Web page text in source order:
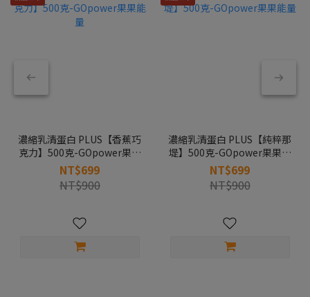
濃縮乳清蛋白 PLUS【香蕉巧
克力】500克-GOpower果果
能量
NT$699
NT$900
濃縮乳清蛋白 PLUS【純粹那
堤】500克-GOpower果果能
量
NT$699
NT$900